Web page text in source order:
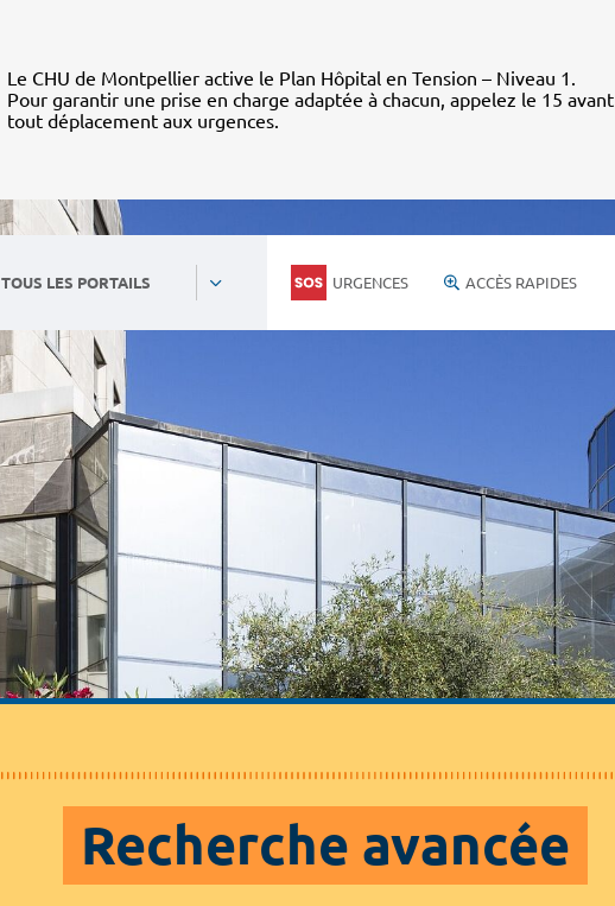
Le CHU de Montpellier active le Plan Hôpital en Tension – Niveau 1.
Pour garantir une prise en charge adaptée à chacun, appelez le 15 avant
tout déplacement aux urgences.
TOUS LES PORTAILS URGENCES ACCÈS RAPIDES
Recherche avancée